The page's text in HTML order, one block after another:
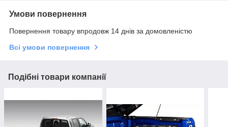
Умови повернення
Повернення товару впродовж 14 днів за домовленістю
Всі умови повернення
Подібні товари компанії